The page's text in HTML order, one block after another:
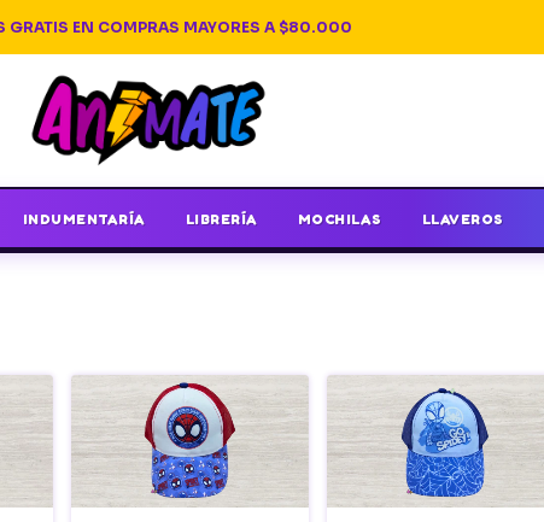
GRATIS EN COMPRAS MAYORES A $80.000
INDUMENTARÍA LIBRERÍA MOCHILAS LLAVEROS